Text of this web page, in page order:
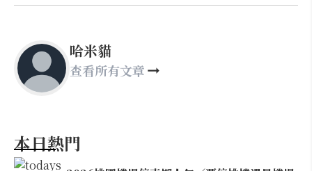
哈米貓
查看所有文章
本日熱門